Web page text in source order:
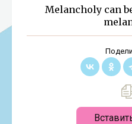
Melancholy can